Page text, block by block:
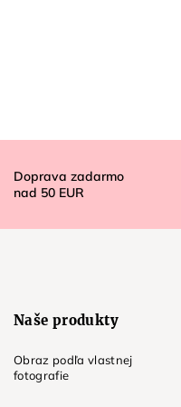
Doprava zadarmo
nad 50 EUR
Naše produkty
Obraz podľa vlastnej
fotografie